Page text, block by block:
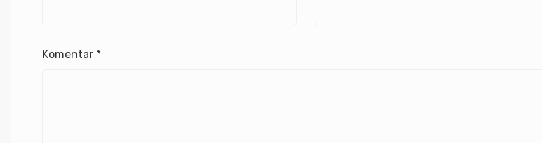
Komentar *